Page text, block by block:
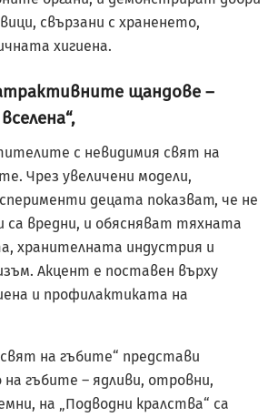
свързани с храненето,
хигиена.
щандове –
с невидимия свят на
Чрез увеличени модели,
децата показват, че не
са вредни, и обясняват тяхната
хранителната индустрия и
Акцент е поставен върху
и профилактиката на
на гъбите“ представи
на гъбите – ядливи, отровни,
на „Подводни кралства“ са